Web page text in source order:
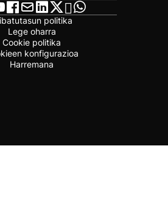
politika
Lege oharra
Cookie politika
konfigurazioa
Harremana